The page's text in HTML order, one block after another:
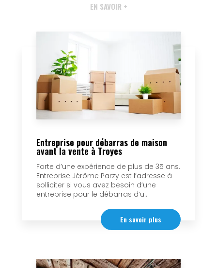
EN SAVOIR +
Entreprise pour débarras de maison
avant la vente à Troyes
Forte d’une expérience de plus de 35 ans,
Entreprise Jérôme Parzy est l’adresse à
solliciter si vous avez besoin d’une
entreprise pour le débarras d’u...
En savoir plus